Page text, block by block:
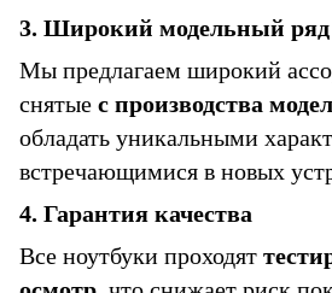
3. Широкий модельный ряд
Мы предлагаем широкий
снятые с производства
обладать уникальными
встречающимися в новых
4. Гарантия качества
Все ноутбуки проходят